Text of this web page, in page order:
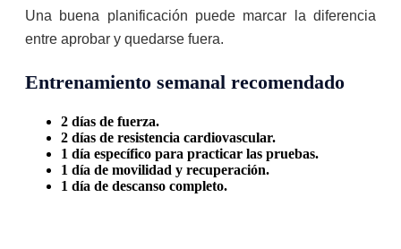
Una buena planificación puede marcar la diferencia
entre aprobar y quedarse fuera.
Entrenamiento semanal recomendado
2 días de fuerza.
2 días de resistencia cardiovascular.
1 día específico para practicar las pruebas.
1 día de movilidad y recuperación.
1 día de descanso completo.